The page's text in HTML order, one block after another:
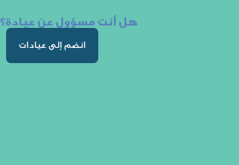
هل أنت مسؤول عن عيادة؟
انضم إلى عيادات